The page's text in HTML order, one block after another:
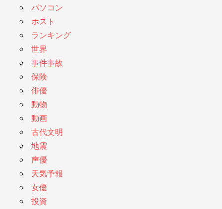
パソコン
ホスト
ランキング
世界
事件事故
保険
俳優
動物
動画
古代文明
地震
声優
天気予報
女優
投資